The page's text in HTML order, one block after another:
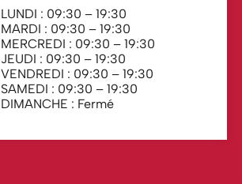
LUNDI : 09:30 – 19:30
MARDI : 09:30 – 19:30
MERCREDI : 09:30 – 19:30
JEUDI : 09:30 – 19:30
VENDREDI : 09:30 – 19:30
SAMEDI : 09:30 – 19:30
DIMANCHE : Fermé